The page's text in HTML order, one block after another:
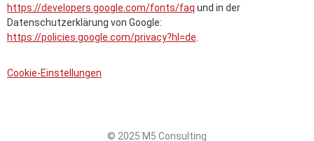
https://developers.google.com/fonts/faq und in der
Datenschutzerklärung von Google:
https://policies.google.com/privacy?hl=de.
Cookie-Einstellungen
© 2025 M5 Consulting